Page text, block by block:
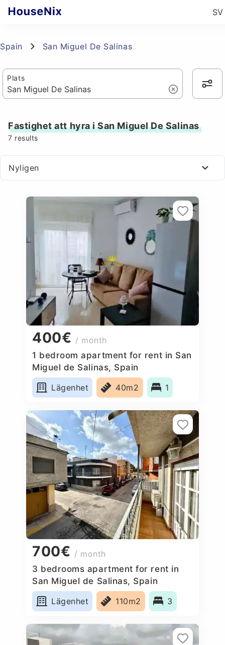
SV
Spain San Miguel De Salinas
Plats
Fastighet att hyra i San Miguel De Salinas
7 results
Nyligen
400€ / month
1 bedroom apartment for rent in San
Miguel de Salinas, Spain
Lägenhet
40m2 1
700€ / month
3 bedrooms apartment for rent in
San Miguel de Salinas, Spain
Lägenhet
110m2 3